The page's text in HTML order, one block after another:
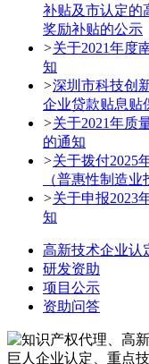
补贴及市认定的
奖励补贴的公示
>关于2021年度
知
>深圳市科技创
企业贷款贴息贴
>关于2021年质
的通知
>关于拨付2025
（普惠性制造
>关于申报2023
知
高新技术企业认
研发资助
项目公示
资助问答